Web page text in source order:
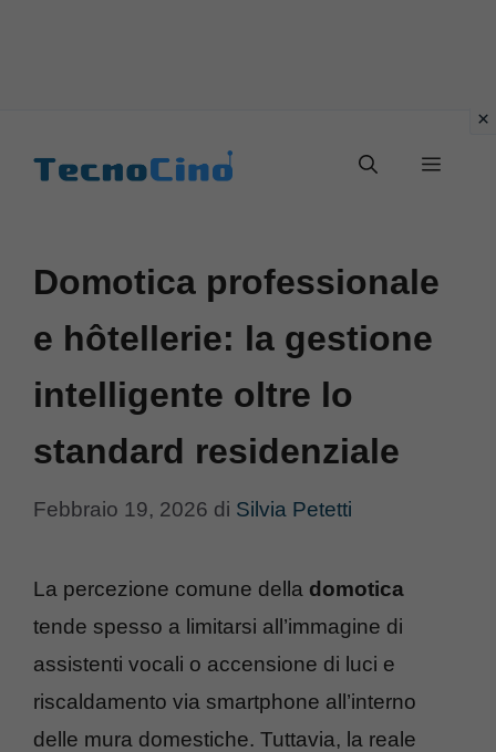
Menu
Domotica professionale
e hôtellerie: la gestione
intelligente oltre lo
standard residenziale
Febbraio 19, 2026 di Silvia Petetti
La percezione comune della domotica
tende spesso a limitarsi all’immagine di
assistenti vocali o accensione di luci e
riscaldamento via smartphone all’interno
delle mura domestiche. Tuttavia, la reale